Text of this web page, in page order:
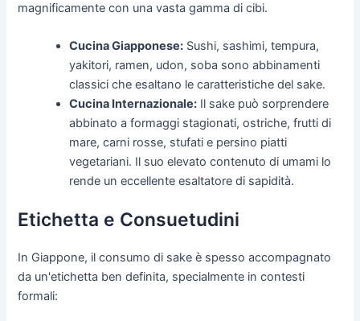
magnificamente con una vasta gamma di cibi.
Cucina Giapponese: Sushi, sashimi, tempura,
yakitori, ramen, udon, soba sono abbinamenti
classici che esaltano le caratteristiche del sake.
Cucina Internazionale: Il sake può sorprendere
abbinato a formaggi stagionati, ostriche, frutti di
mare, carni rosse, stufati e persino piatti
vegetariani. Il suo elevato contenuto di umami lo
rende un eccellente esaltatore di sapidità.
Etichetta e Consuetudini
In Giappone, il consumo di sake è spesso accompagnato
da un'etichetta ben definita, specialmente in contesti
formali: